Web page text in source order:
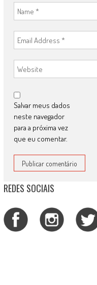
Salvar meus dados
neste navegador
para a próxima vez
que eu comentar.
REDES SOCIAIS